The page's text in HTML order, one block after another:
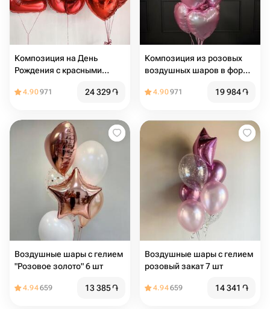
Композиция на День
Рождения с красными
4.90971 24 329֏
Композиция из розовых
воздушных шаров в форме
4.90971 19 984֏
Воздушные шары с гелием
"Розовое золото" 6 шт
4.94659 13 385֏
Воздушные шары с гелием
розовый закат 7 шт
4.94659 14 341 ֏